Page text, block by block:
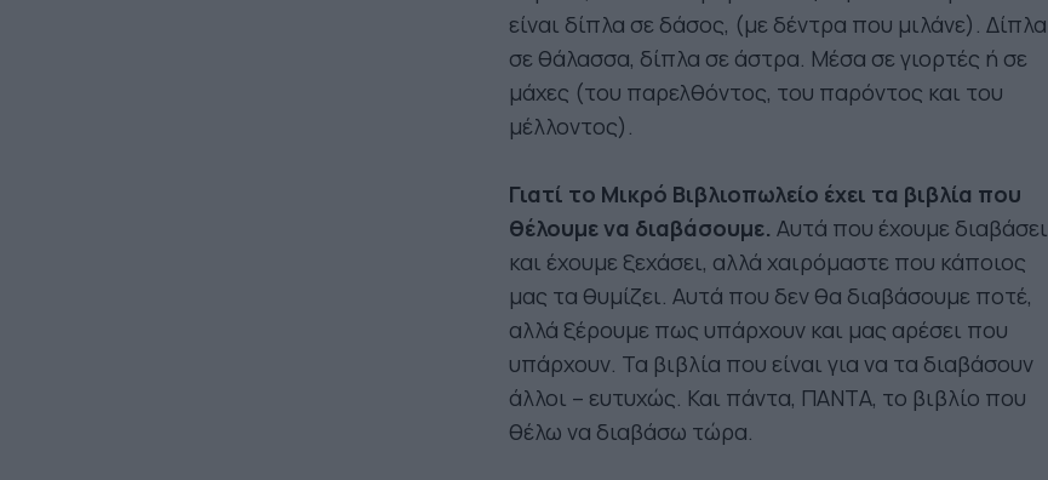
είναι δίπλα σε δάσος, (με δέντρα που μιλάνε). Δίπλα
σε θάλασσα, δίπλα σε άστρα. Μέσα σε γιορτές ή σε
μάχες (του παρελθόντος, του παρόντος και του
μέλλοντος).
Γιατί το Μικρό Βιβλιοπωλείο έχει τα βιβλία που
θέλουμε να διαβάσουμε. Αυτά που έχουμε διαβάσει
και έχουμε ξεχάσει, αλλά χαιρόμαστε που κάποιος
μας τα θυμίζει. Αυτά που δεν θα διαβάσουμε ποτέ,
αλλά ξέρουμε πως υπάρχουν και μας αρέσει που
υπάρχουν. Τα βιβλία που είναι για να τα διαβάσουν
άλλοι – ευτυχώς. Και πάντα, ΠΑΝΤΑ, το βιβλίο που
θέλω να διαβάσω τώρα.